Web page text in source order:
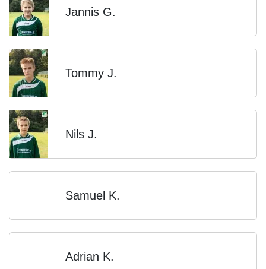
Jannis G.
Tommy J.
Nils J.
Samuel K.
Adrian K.